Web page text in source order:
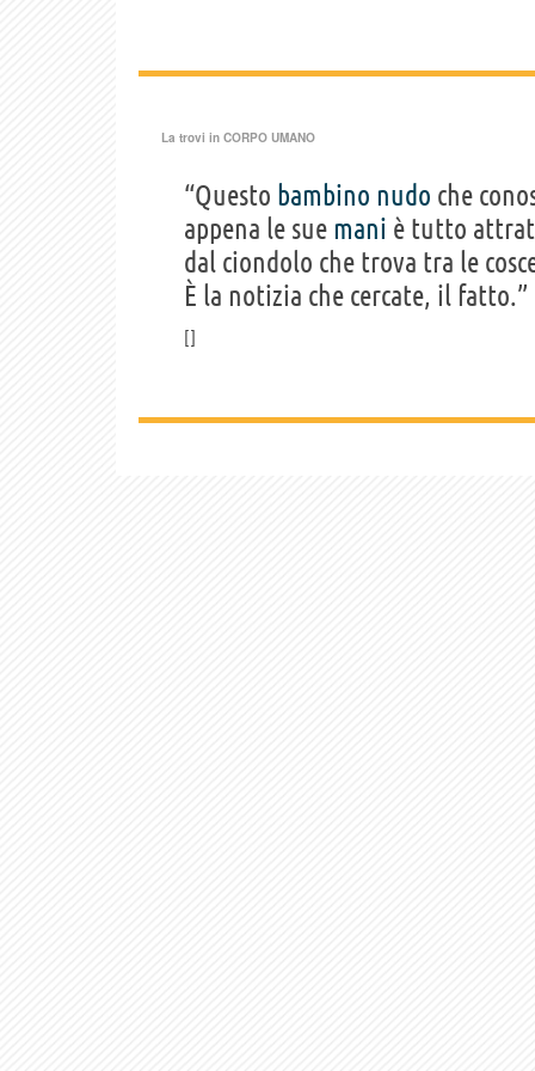
La trovi in CORPO UMANO
“Questo bambino nudo che
appena le sue mani è tutto
dal ciondolo che trova tra le
È la notizia che cercate, il fatto.”